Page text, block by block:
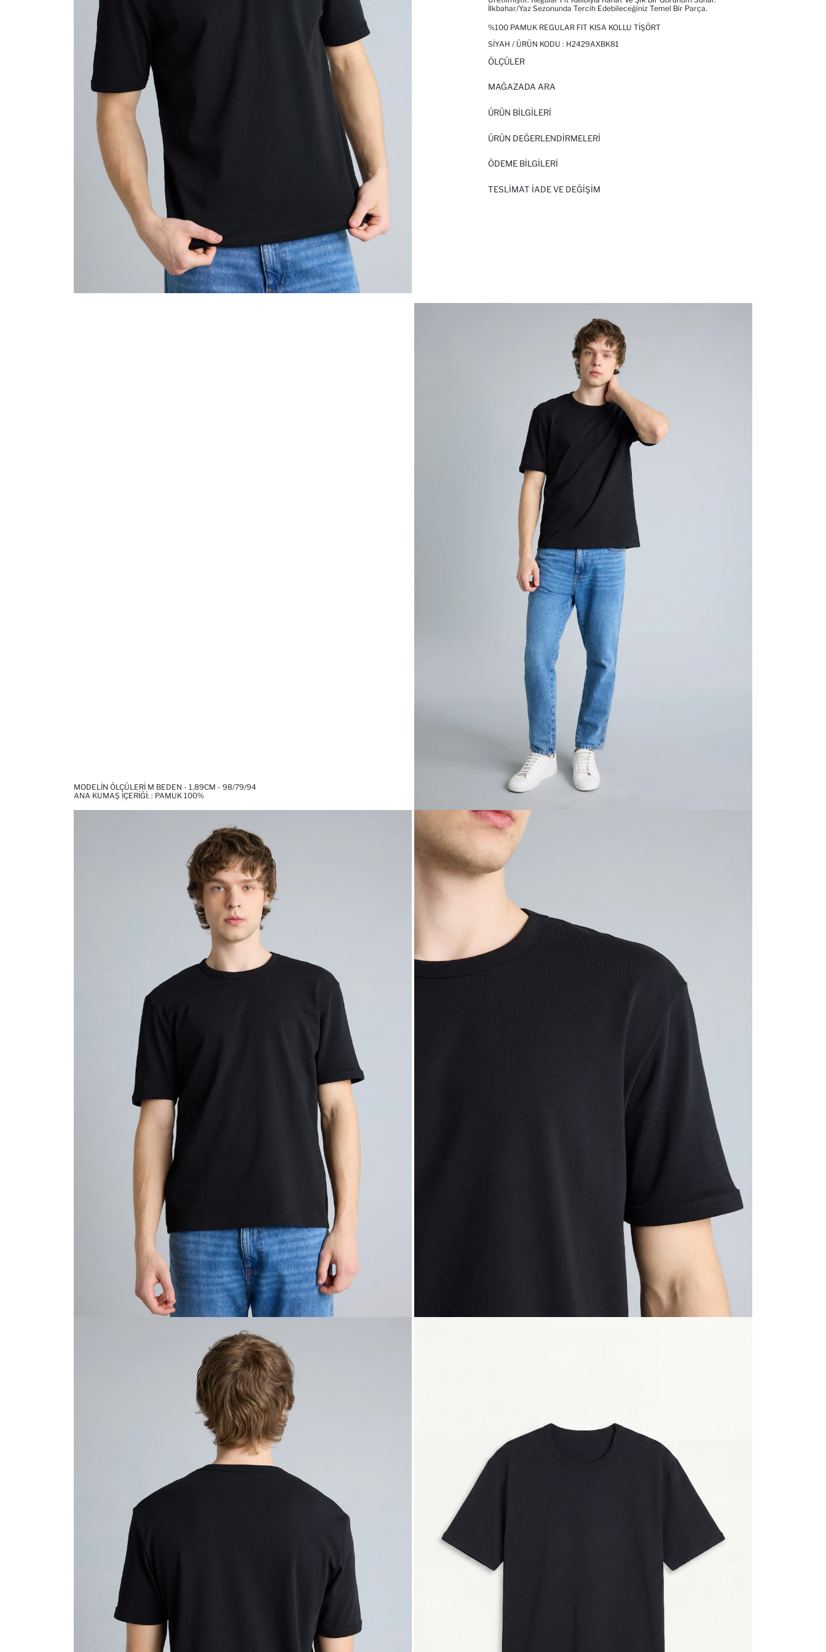
İlkbahar/Yaz Sezonunda Tercih Edebileceğiniz Temel Bir Parça.
%100 PAMUK REGULAR FIT KISA KOLLU TIŞÖRT
SIYAH / ÜRÜN KODU : H2429AXBK81
ÖLÇÜLER
MAĞAZADA ARA
ÜRÜN BILGILERI
ÜRÜN DEĞERLENDİRMELERİ
ÖDEME BİLGİLERİ
TESLIMAT İADE VE DEĞIŞIM
MODELIN ÖLÇÜLERI M BEDEN - 1,89CM - 98/79/94
ANA KUMAŞ İÇERIĞI: : PAMUK 100%